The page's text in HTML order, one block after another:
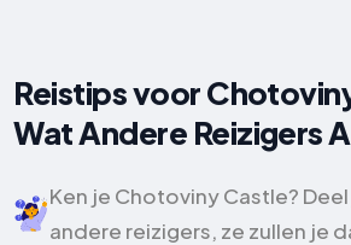
Reistips voor
Wat Andere Reizigers
Ken je Chotoviny Castle?
andere reizigers, ze zullen je